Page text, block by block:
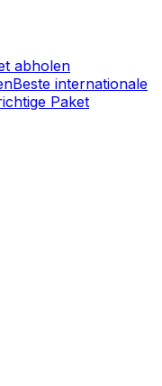
abholen
Beste internationale
Paket